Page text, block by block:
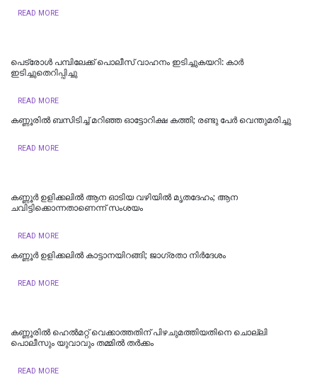
READ MORE
പെട്രോള്‍ പമ്പിലേക്ക് പൊലീസ് വാഹനം ഇടിച്ചുകയറി: കാര്‍
ഇടിച്ചുതെറിപ്പിച്ചു
READ MORE
കണ്ണൂരില്‍ ബസിടിച്ച് മറിഞ്ഞ ഓട്ടോറിക്ഷ കത്തി; രണ്ടു പേര്‍ വെന്തുമരിച്ചു
READ MORE
കണ്ണൂർ ഉളിക്കലിൽ ആന ഓടിയ വഴിയിൽ മൃതദേഹം; ആന
ചവിട്ടിക്കൊന്നതാണെന്ന് സംശയം
READ MORE
കണ്ണൂര്‍ ഉളിക്കലില്‍ കാട്ടാനയിറങ്ങി; ജാഗ്രതാ നിര്‍ദേശം
READ MORE
കണ്ണൂരില്‍ ഹെല്‍മറ്റ് വെക്കാത്തതിന് പിഴചുമത്തിയതിനെ ചൊല്ലി
പൊലീസും യുവാവും തമ്മില്‍ തര്‍ക്കം
READ MORE